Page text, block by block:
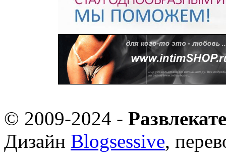
© 2009-2024 -
Дизайн Blogsessive,